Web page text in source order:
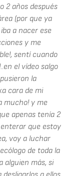
2 años después
(por que ya
a nacer ese
y me
sentí cuando
el vídeo salgo
la
cara de mi
mucho! y me
apenas tenía 2
enterar que estoy
voy a luchar
de toda la
alguien más, si